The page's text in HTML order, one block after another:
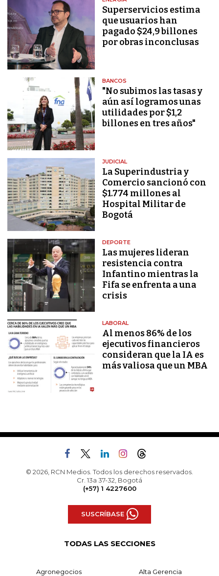
Superservicios estima
que usuarios han
pagado $24,9 billones
por obras inconclusas
BANCOS
"No subimos las tasas y
aún así logramos unas
utilidades por $1,2
billones en tres años"
JUDICIAL
La Superindustria y
Comercio sancionó con
$1.774 millones al
Hospital Militar de
Bogotá
DEPORTE
Las mujeres lideran
resistencia contra
Infantino mientras la
Fifa se enfrenta a una
crisis
LABORAL
Al menos 86% de los
ejecutivos financieros
consideran que la IA es
más valiosa que un MBA
© 2026, RCN Medios. Todos los derechos reservados.
Cr. 13a 37-32, Bogotá
(+57) 1 4227600
SUSCRÍBASE
TODAS LAS SECCIONES
Agronegocios Alta Gerencia